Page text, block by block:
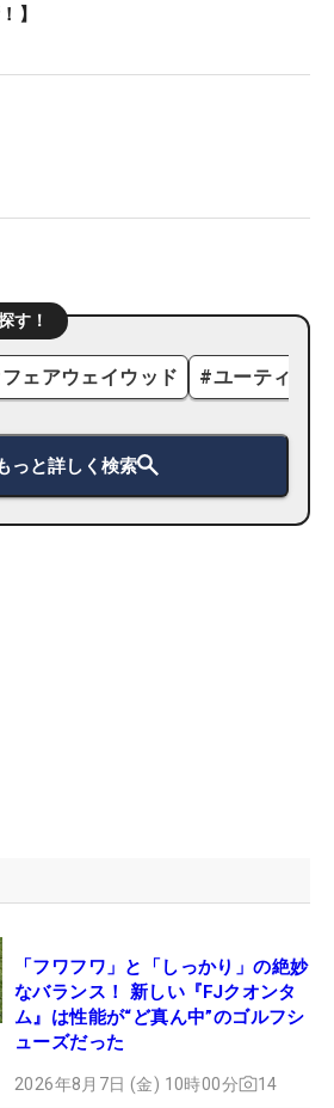
】
す！
フェアウェイウッド #ユーティリ
っと詳しく検索
「フワフワ」と「しっかり」の絶妙
なバランス！ 新しい『FJクオンタ
ム』は性能が“ど真ん中”のゴルフシ
ューズだった
2026年8月7日 (金) 10時00分 14